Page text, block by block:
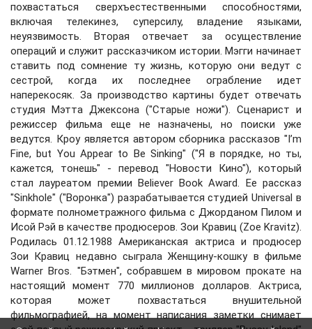
похвастаться сверхъестественными способностями,
включая телекинез, суперсилу, владение языками,
неуязвимость. Вторая отвечает за осуществление
операций и служит рассказчиком истории. Мэгги начинает
ставить под сомнение ту жизнь, которую они ведут с
сестрой, когда их последнее ограбление идет
наперекосяк. За производство картины будет отвечать
студия Мэтта Джексона ("Старые ножи"). Сценарист и
режиссер фильма еще не назначены, но поиски уже
ведутся. Кроу является автором сборника рассказов "I’m
Fine, but You Appear to Be Sinking" ("Я в порядке, но ты,
кажется, тонешь" - перевод "Новости Кино"), который
стал лауреатом премии Believer Book Award. Ее рассказ
"Sinkhole" ("Воронка") разрабатывается студией Universal в
формате полнометражного фильма с Джорданом Пилом и
Исой Рэй в качестве продюсеров. Зои Кравиц (Zoe Kravitz).
Родилась 01.12.1988 Американская актриса и продюсер
Зои Кравиц недавно сыграла Женщину-кошку в фильме
Warner Bros. "Бэтмен", собравшем в мировом прокате на
настоящий момент 770 миллионов долларов. Актриса,
которая может похвастаться внушительной
фильмографией, на момент написания заметки снимает